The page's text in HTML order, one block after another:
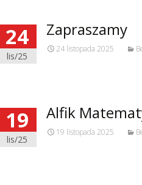
24
lis/25
Zapraszamy
24 listopada 2025
19
lis/25
Alfik
19 listopada 2025